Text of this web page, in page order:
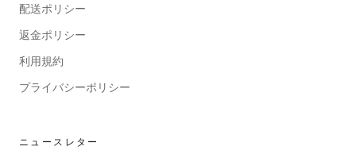
配送ポリシー
返金ポリシー
利用規約
プライバシーポリシー
ニュースレター